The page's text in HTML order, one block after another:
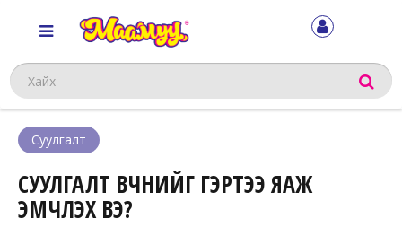
Хайх
Суулгалт
СУУЛГАЛТ ӨВЧНИЙГ ГЭРТЭЭ ЯАЖ
ЭМЧЛЭХ ВЭ?